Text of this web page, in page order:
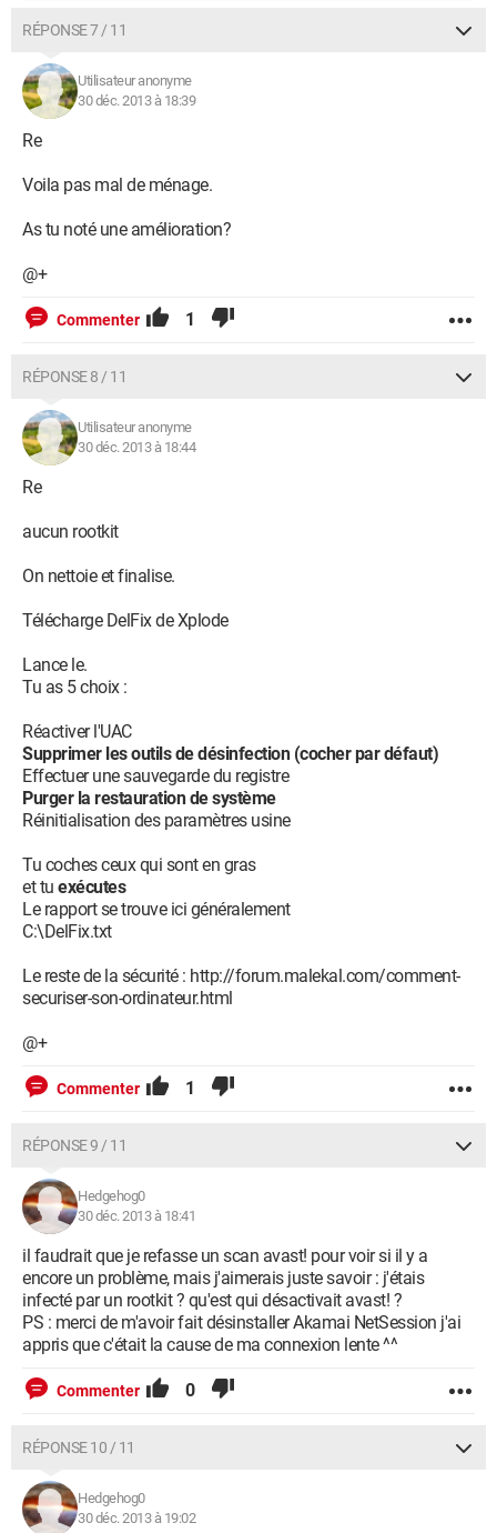
RÉPONSE 7 / 11
Utilisateur anonyme
30 déc. 2013 à 18:39
Re
Voila pas mal de ménage.
As tu noté une amélioration?
@+
Commenter 1
RÉPONSE 8 / 11
Utilisateur anonyme
30 déc. 2013 à 18:44
Re
aucun rootkit
On nettoie et finalise.
Télécharge DelFix de Xplode
Lance le.
Tu as 5 choix :
Réactiver l'UAC
Supprimer les outils de désinfection (cocher par défaut)
Effectuer une sauvegarde du registre
Purger la restauration de système
Réinitialisation des paramètres usine
Tu coches ceux qui sont en gras
et tu exécutes
Le rapport se trouve ici généralement
C:\DelFix.txt
Le reste de la sécurité : http://forum.malekal.com/comment-
securiser-son-ordinateur.html
@+
Commenter 1
RÉPONSE 9 / 11
Hedgehog0
30 déc. 2013 à 18:41
il faudrait que je refasse un scan avast! pour voir si il y a
encore un problème, mais j'aimerais juste savoir : j'étais
infecté par un rootkit ? qu'est qui désactivait avast! ?
PS : merci de m'avoir fait désinstaller Akamai NetSession j'ai
appris que c'était la cause de ma connexion lente ^^
Commenter 0
RÉPONSE 10 / 11
Hedgehog0
30 déc. 2013 à 19:02